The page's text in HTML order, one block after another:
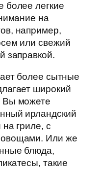
более легкие
на
например,
или свежий
заправкой.
более сытные
широкий
Вы можете
ирландский
на гриле, с
Или же
блюда,
такие